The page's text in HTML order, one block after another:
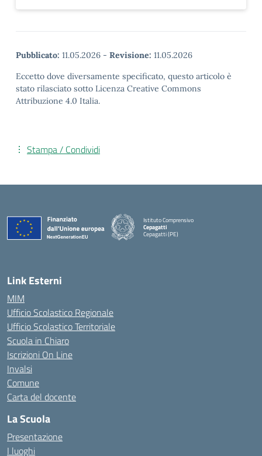
Pubblicato: 11.05.2026 - Revisione: 11.05.2026
Eccetto dove diversamente specificato, questo articolo è
stato rilasciato sotto Licenza Creative Commons
Attribuzione 4.0 Italia.
Stampa / Condividi
Istituto Comprensivo
Cepagatti
Cepagatti (PE)
— Visita la pagina iniziale della scuola
Link Esterni
MIM
Ufficio Scolastico Regionale
Ufficio Scolastico Territoriale
Scuola in Chiaro
Iscrizioni On Line
Invalsi
Comune
Carta del docente
La Scuola
Presentazione
I luoghi